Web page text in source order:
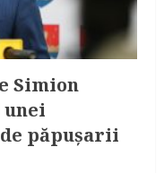
Simion
unei
păpușarii